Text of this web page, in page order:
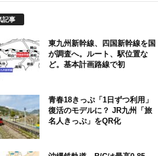
記事
東九州新幹線、四国新幹線を国
が調査へ。ルート、駅位置な
ど。基本計画路線で初
青春18きっぷ「1日ずつ利用」
復活のモデルに？ JR九州「旅
名人きっぷ」をQR化